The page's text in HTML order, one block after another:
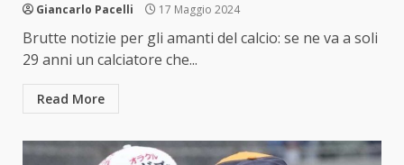
Giancarlo Pacelli 17 Maggio 2024
Brutte notizie per gli amanti del calcio: se ne va a soli
29 anni un calciatore che...
Read More